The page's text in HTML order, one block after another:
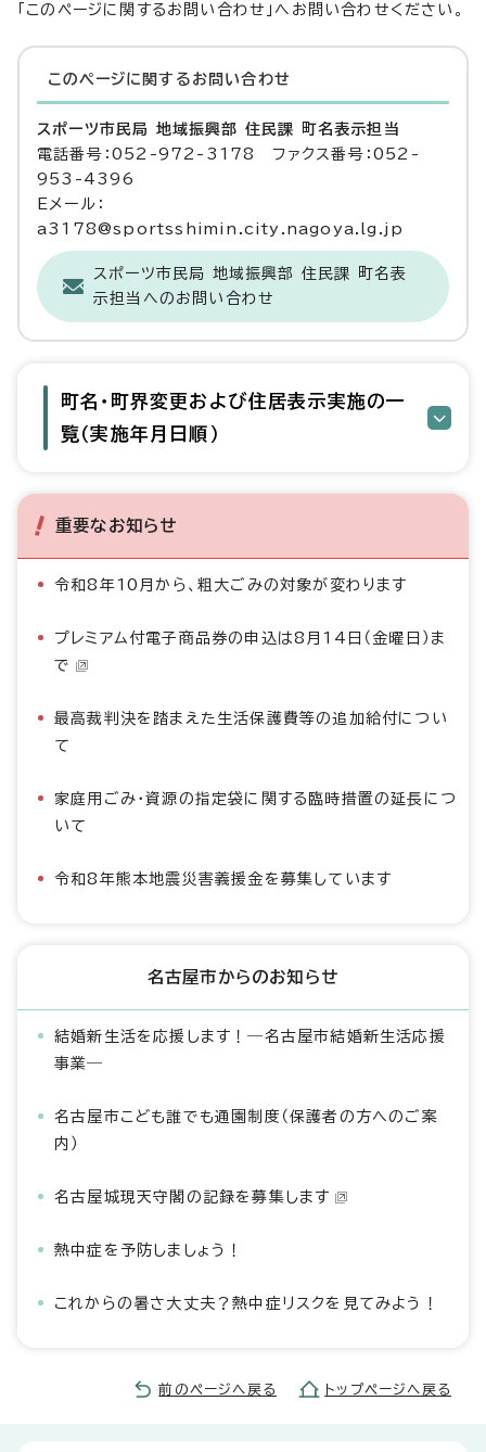
「このページに関するお問い合わせ」へお問い合わせください。
このページに関する お問い合わせ
スポーツ市民局 地域振興部 住民課 町名表示担当
電話番号：052-972-3178 ファクス番号：052-
953-4396
Eメール：
a3178@sportsshimin.city.nagoya.lg.jp
スポーツ市民局 地域振興部 住民課 町名表
示担当へのお問い合わせ
町名・町界変更および住居表示実施の一
覧（実施年月日順）
重要なお知らせ
令和8年10月から、粗大ごみの対象が変わります
プレミアム付電子商品券の申込は8月14日（金曜日）ま
で
最高裁判決を踏まえた生活保護費等の追加給付につい
て
家庭用ごみ・資源の指定袋に関する臨時措置の延長につ
いて
令和8年熊本地震災害義援金を募集しています
名古屋市からのお知らせ
結婚新生活を応援します！―名古屋市結婚新生活応援
事業―
名古屋市こども誰でも通園制度（保護者の方へのご案
内）
名古屋城現天守閣の記録を募集します
熱中症を予防しましょう！
これからの暑さ大丈夫？熱中症リスクを見てみよう！
前のページへ戻る トップページへ戻る